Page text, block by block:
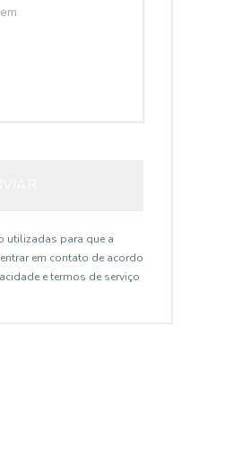
utilizadas para que a
em contato de acordo
e termos de serviço